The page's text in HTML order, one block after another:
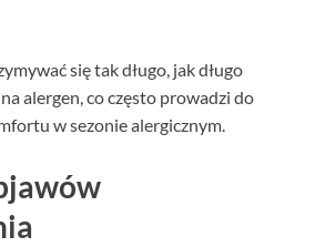
się tak długo, jak długo
alergen, co często prowadzi do
w sezonie alergicznym.